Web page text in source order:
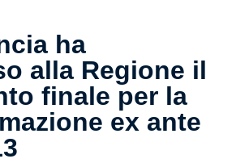
ha
alla Regione il
finale per la
ex ante